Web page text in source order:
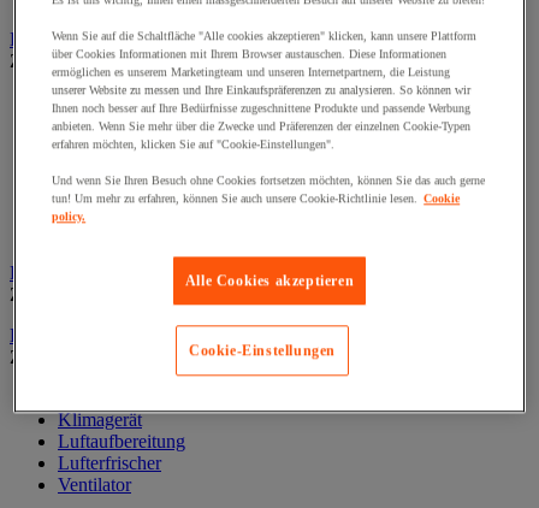
Dekoration und Information
Zur gesamten Produktgruppe
Ausstellungsvitrine
Festdekoration
Klebefolie für Fenster
Landkarten
Rahmen und Zubehör
Fußstütze für Büro
Zur gesamten Produktgruppe
Heizung, Klima und Luftaufbereitung
Zur gesamten Produktgruppe
Klimagerät
Luftaufbereitung
Lufterfrischer
Ventilator
Wenn Sie auf die Schaltfläche "Alle cookies akzeptieren" klicken, kann unsere Plattform
über Cookies Informationen mit Ihrem Browser austauschen. Diese Informationen
ermöglichen es unserem Marketingteam und unseren Internetpartnern, die Leistung
unserer Website zu messen und Ihre Einkaufspräferenzen zu analysieren. So können wir
Ihnen noch besser auf Ihre Bedürfnisse zugeschnittene Produkte und passende Werbung
anbieten. Wenn Sie mehr über die Zwecke und Präferenzen der einzelnen Cookie-Typen
erfahren möchten, klicken Sie auf "Cookie-Einstellungen".
Und wenn Sie Ihren Besuch ohne Cookies fortsetzen möchten, können Sie das auch gerne
tun! Um mehr zu erfahren, können Sie auch unsere Cookie-Richtlinie lesen. Cookie
policy.
Alle Cookies akzeptieren
Cookie-Einstellungen